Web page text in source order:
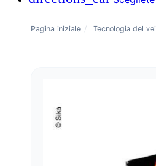
Pagina iniziale / Tecnologia del